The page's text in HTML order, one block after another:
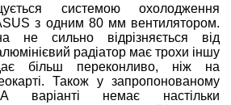
системою охолодження
з одним 80 мм вентилятором.
не сильно відрізняється від
радіатор має трохи іншу
більш переконливо, ніж на
Також у запропонованому
варіанті немає настільки